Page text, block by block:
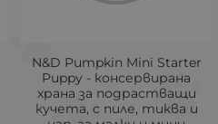
N&D Pumpkin Mini Starter
Puppy - консервирана
храна за подрастващи
кучета, с пиле, тиква и